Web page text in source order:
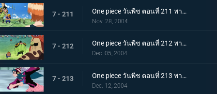
7 - 211 One piece วันพีช ตอนที่ 211 พากย์ไทย ศึกรอบที่สอง! ถล่มคล็อกกี้ริงก์
Nov. 28, 2004
7 - 212 One piece วันพีช ตอนที่ 212 พากย์ไทย ใบแดงปลิวว่อน! คล็อกกี้ริงค์
Dec. 05, 2004
7 - 213 One piece วันพีช ตอนที่ 213 พากย์ไทย ศึกรอบที่สาม โรลเลอร์เรซหมุนติ้วๆ
Dec. 12, 2004